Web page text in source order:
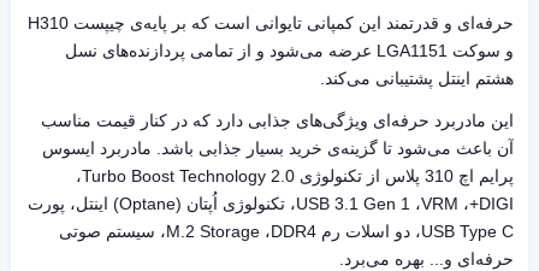
حرفه‌ای و قدرتمند این کمپانی تایوانی است که بر پایه‌ی چیپست H310
و سوکت LGA1151 عرضه می‌شود و از تمامی پردازنده‌های نسل
هشتم اینتل پشتیبانی می‌کند.
این مادربرد حرفه‌ای ویژگی‌های جذابی دارد که در کنار قیمت مناسب
آن باعث می‌شود تا گزینه‌ی خرید بسیار جذابی باشد. مادربرد ایسوس
پرایم اچ 310 پلاس از تکنولوژی
Turbo Boost Technology 2.0،
DIGI+
، VRM، USB 3.1 Gen 1، تکنولوژی اُپتان (Optane) اینتل، پورت
USB Type C، دو اسلات رم DDR4، M.2 Storage، سیستم صوتی
حرفه‌ای و... بهره می‌برد.